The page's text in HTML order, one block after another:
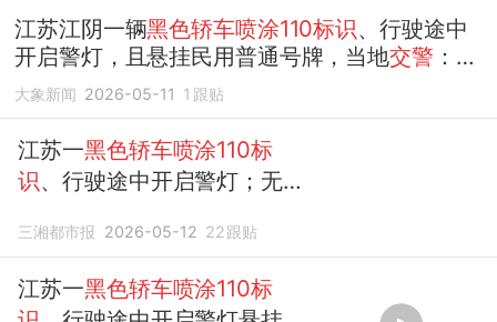
核查
江苏江阴一辆黑色轿车喷涂110标识、行驶途中
开启警灯，且悬挂民用普通号牌，当地交警 ：系
救援车辆，正进一步核查
大象新闻 2026-05-11 1 跟贴
江苏一黑色轿车喷涂110标
识、行驶途中开启警灯；无锡
除警灯和110涂装，并罚款
2000元，收缴警用标志灯具
三湘都市报 2026-05-12 22跟贴
江苏一黑色轿车喷涂110标